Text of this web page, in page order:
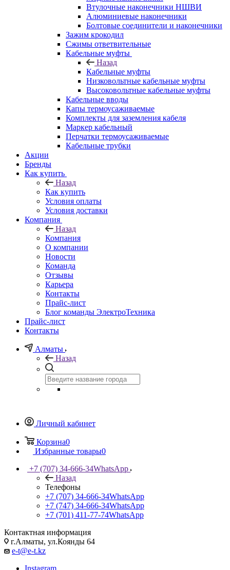
Втулочные наконечники НШВИ
Алюминиевые наконечники
Болтовые соединители и наконечники
Зажим крокодил
Сжимы ответвительные
Кабельные муфты
Назад
Кабельные муфты
Низковольтные кабельные муфты
Высоковольтные кабельные муфты
Кабельные вводы
Капы термоусаживаемые
Комплекты для заземления кабеля
Маркер кабельный
Перчатки термоусаживаемые
Кабельные трубки
Акции
Бренды
Как купить
Назад
Как купить
Условия оплаты
Условия доставки
Компания
Назад
Компания
О компании
Новости
Команда
Отзывы
Карьера
Контакты
Прайс-лист
Блог команды ЭлектроТехника
Прайс-лист
Контакты
Алматы
Назад
Личный кабинет
Корзина0
Избранные товары0
+7 (707) 34-666-34WhatsApp
Назад
Телефоны
+7 (707) 34-666-34WhatsApp
+7 (747) 34-666-34WhatsApp
+7 (701) 411-77-74WhatsApp
Контактная информация
г.Алматы, ул.Коянды 64
e-t@e-t.kz
Instagram